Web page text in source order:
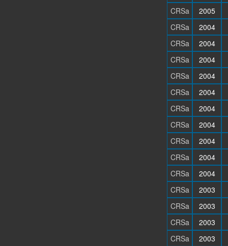
CRSa
2005
CRSa
2004
CRSa
2004
CRSa
2004
CRSa
2004
CRSa
2004
CRSa
2004
CRSa
2004
CRSa
2004
CRSa
2004
CRSa
2004
CRSa
2003
CRSa
2003
CRSa
2003
CRSa
2003